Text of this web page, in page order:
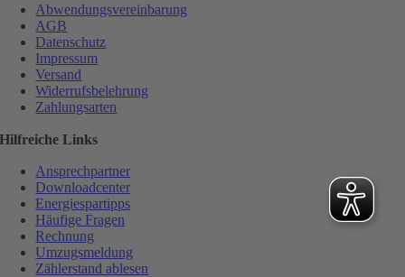
Abwendungsvereinbarung
AGB
Datenschutz
Impressum
Versand
Widerrufsbelehrung
Zahlungsarten
Hilfreiche Links
Ansprechpartner
Downloadcenter
Energiespartipps
Häufige Fragen
Rechnung
Umzugsmeldung
Zählerstand ablesen